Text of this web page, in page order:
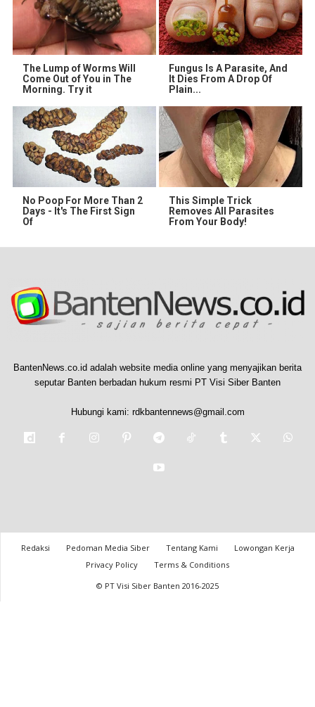
The Lump of Worms Will
Come Out of You in The
Morning. Try it
Fungus Is A Parasite, And
It Dies From A Drop Of
Plain...
No Poop For More Than 2
Days - It's The First Sign
Of
This Simple Trick
Removes All Parasites
From Your Body!
BantenNews.co.id adalah website media online yang menyajikan berita
seputar Banten berbadan hukum resmi PT Visi Siber Banten
Hubungi kami: rdkbantennews@gmail.com
Redaksi Pedoman Media Siber Tentang Kami
Lowongan Kerja
Privacy Policy
Terms & Conditions
© PT Visi Siber Banten 2016-2025